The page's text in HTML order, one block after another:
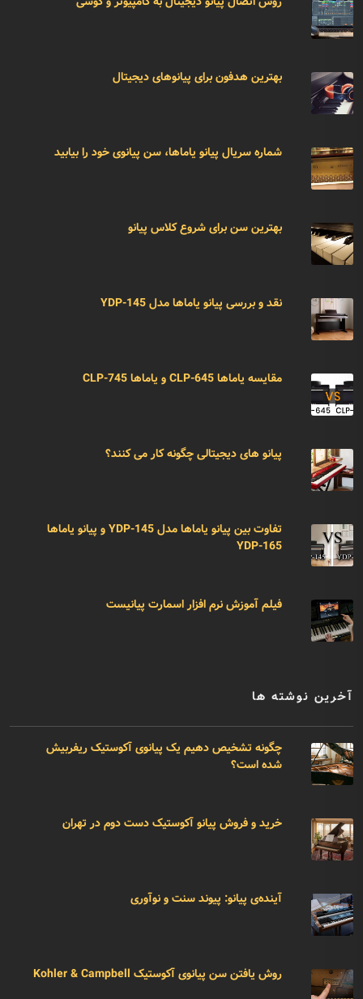
بهترین هدفون برای پیانوهای دیجیتال
شماره سریال پیانو یاماها، سن پیانوی خود را بیابید
بهترین سن برای شروع کلاس پیانو
نقد و بررسی پیانو یاماها مدل YDP-145
مقایسه یاماها CLP-645 و یاماها CLP-745
پیانو های دیجیتالی چگونه کار می کنند؟
تفاوت بین پیانو یاماها مدل YDP-145 و پیانو یاماها
YDP-165
فیلم آموزش نرم افزار اسمارت پیانیست
آخرین نوشته ها
چگونه تشخیص دهیم یک پیانوی آکوستیک ریفربیش
شده است؟
خرید و فروش پیانو آکوستیک دست دوم در تهران
آینده‌ی پیانو: پیوند سنت و نوآوری
روش یافتن سن پیانوی آکوستیک Kohler & Campbell